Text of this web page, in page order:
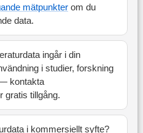
mätpunkterom du
data.
ingår i din
i studier, forskning
kontakta
gratis tillgång.
i kommersiellt syfte?